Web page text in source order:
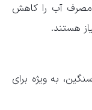
مصرف آب را کاهش
هستند.
به ویژه برای